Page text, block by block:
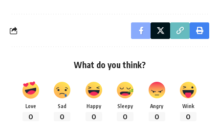
What do you think?
Love
0
Sad
0
Happy
0
Sleepy
0
Angry
0
Wink
0